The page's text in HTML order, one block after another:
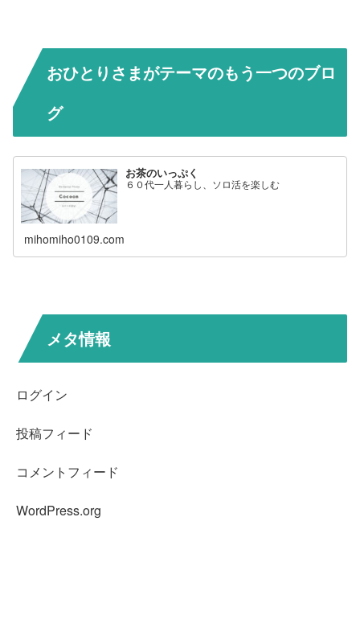
おひとりさまがテーマのもう一つのブロ
グ
お茶のいっぷく
６０代一人暮らし、ソロ活を楽しむ
mihomiho0109.com
メタ情報
ログイン
投稿フィード
コメントフィード
WordPress.org